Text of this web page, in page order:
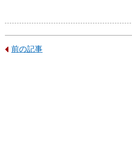
前の記事